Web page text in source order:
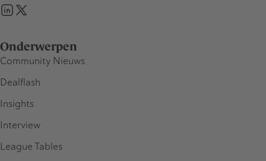
Onderwerpen
Community Nieuws
Dealflash
Insights
Interview
League Tables